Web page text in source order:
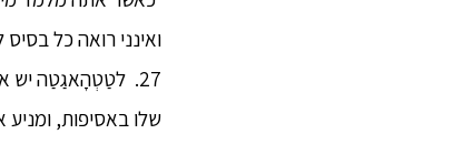
ואינני רואה כל
27. לטַטְהָאגַטַה יש
שלו באסיפות,